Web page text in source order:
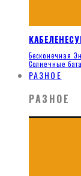
Бесконечная
Солнечные
РАЗНОЕ
РАЗНОЕ